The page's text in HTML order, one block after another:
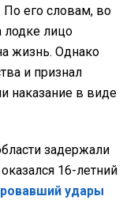
По его словам, во
лодке лицо
жизнь. Однако
и признал
наказание в виде
задержали
16-летний
удары